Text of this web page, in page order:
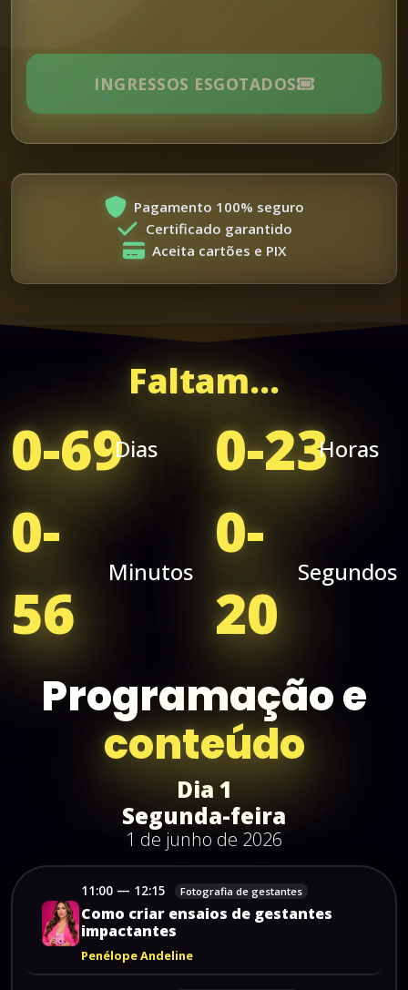
INGRESSOS ESGOTADOS
Pagamento 100% seguro
Certificado garantido
Aceita cartões e PIX
Faltam...
0-69Dias 0-23Horas
0-
56
Minutos
0-
24
Segundos
Programaçãoe
conteúdo
Dia 1
Segunda-feira
1 de junho de 2026
11:00 — 12:15 Fotografia de gestantes
Como criar ensaios de gestantes
impactantes
Penélope Andeline